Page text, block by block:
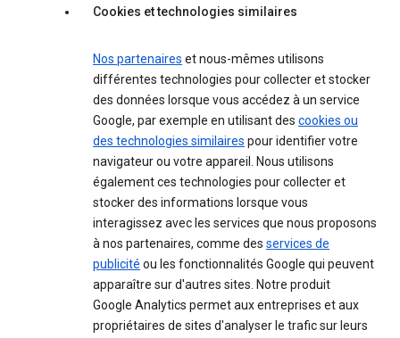
Cookies et technologies similaires
Nos partenaires et nous-mêmes utilisons
différentes technologies pour collecter et stocker
des données lorsque vous accédez à un service
Google, par exemple en utilisant des cookies ou
des technologies similaires pour identifier votre
navigateur ou votre appareil. Nous utilisons
également ces technologies pour collecter et
stocker des informations lorsque vous
interagissez avec les services que nous proposons
à nos partenaires, comme des services de
publicité ou les fonctionnalités Google qui peuvent
apparaître sur d'autres sites. Notre produit
Google Analytics permet aux entreprises et aux
propriétaires de sites d'analyser le trafic sur leurs